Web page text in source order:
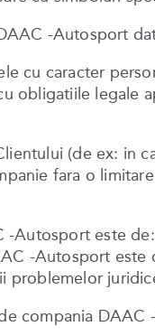
-Autosport
cu caracter
obligatiile legale
(de ex: in
fara o
-Autosport este
-Autosport este
problemelor
compania DAAC